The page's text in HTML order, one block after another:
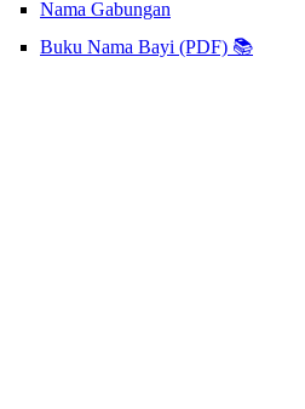
Nama Gabungan
Buku Nama Bayi (PDF) 📚